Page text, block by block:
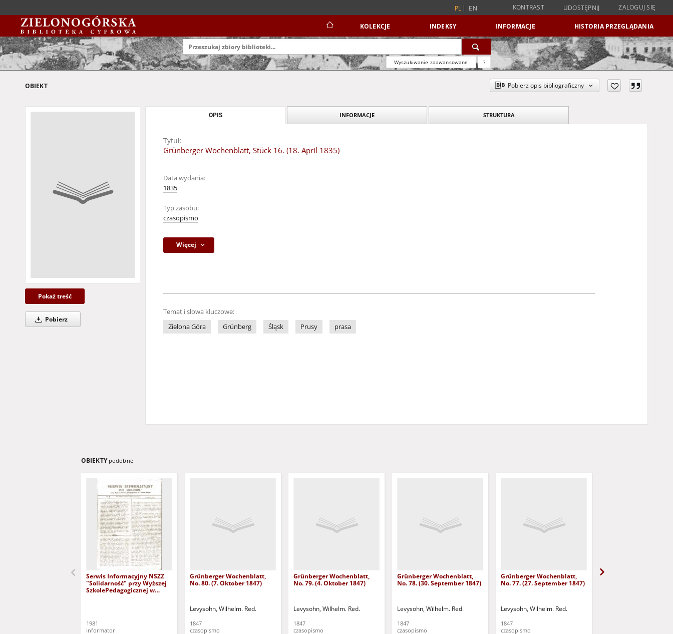
PL EN KONTRAST UDOSTĘPNIJ ZALOGUJ SIĘ
KOLEKCJE INDEKSY INFORMACJE HISTORIA PRZEGLĄDANIA
Wyszukiwanie zaawansowane ?
OBIEKT Pobierz opis bibliograficzny
Pokaż treść
Pobierz
OPIS INFORMACJE STRUKTURA
Tytuł:
Grünberger Wochenblatt, Stück 16. (18. April 1835)
Data wydania:
1835
Typ zasobu:
czasopismo
Więcej
Temat i słowa kluczowe:
Zielona Góra
Grünberg Śląsk Prusy prasa
OBIEKTY podobne
Serwis Informacyjny NSZZ
"Solidarność" przy Wyższej
SzkolePedagogicznej w
1981
informator
Grünberger Wochenblatt,
No. 80. (7. Oktober 1847)
Levysohn, Wilhelm. Red.
1847
czasopismo
Grünberger Wochenblatt,
No. 79. (4. Oktober 1847)
Levysohn, Wilhelm. Red.
1847
czasopismo
Grünberger Wochenblatt,
No. 78. (30. September 1847)
Levysohn, Wilhelm. Red.
1847
czasopismo
Grünberger Wochenblatt,
No. 77. (27. September 1847)
Levysohn, Wilhelm. Red.
1847
czasopismo